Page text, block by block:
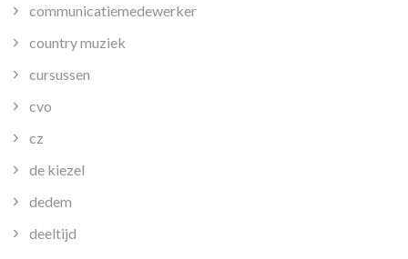
communicatiemedewerker
country muziek
cursussen
cvo
cz
de kiezel
dedem
deeltijd